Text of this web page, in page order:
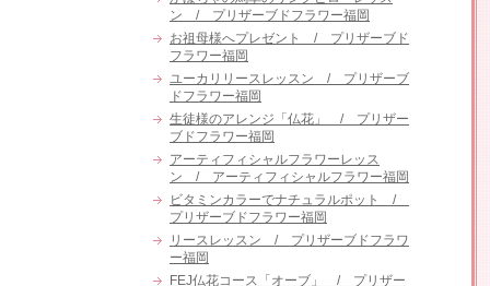
ン / プリザーブドフラワー福岡
お祖母様へプレゼント / プリザーブド
フラワー福岡
ユーカリリースレッスン / プリザーブ
ドフラワー福岡
生徒様のアレンジ「仏花」 / プリザー
ブドフラワー福岡
アーティフィシャルフラワーレッス
ン / アーティフィシャルフラワー福岡
ビタミンカラーでナチュラルポット /
プリザーブドフラワー福岡
リースレッスン / プリザーブドフラワ
ー福岡
FEJ仏花コース「オーブ」 / プリザー